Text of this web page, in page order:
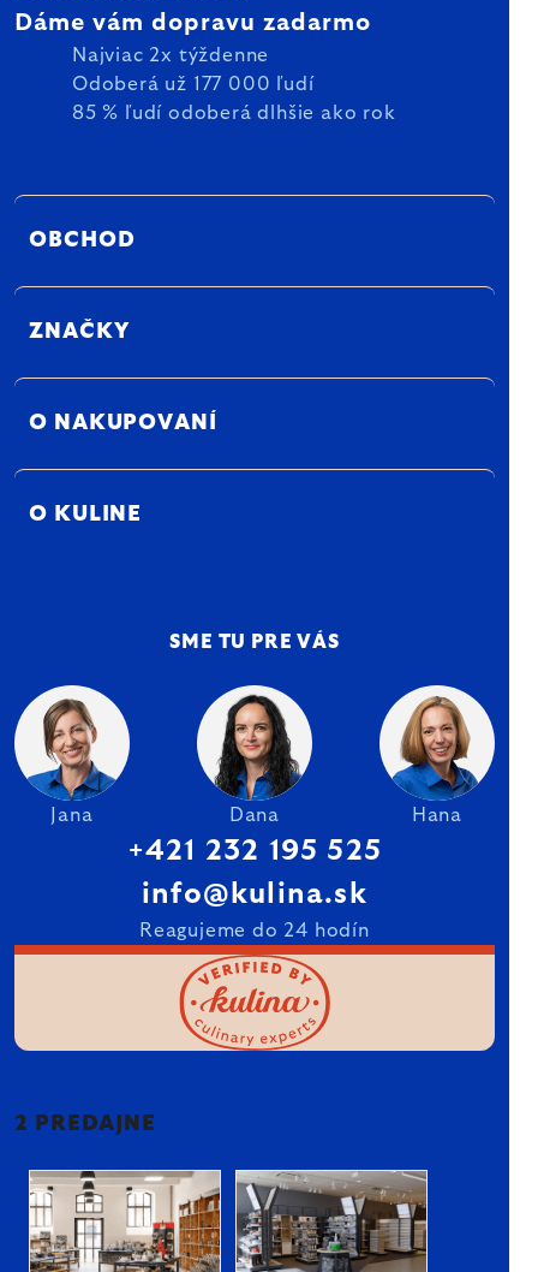
Dáme vám dopravu zadarmo
Najviac 2x týždenne
Odoberá už 177 000 ľudí
85 % ľudí odoberá dlhšie ako rok
OBCHOD
ZNAČKY
O NAKUPOVANÍ
O KULINE
SME TU PRE VÁS
Jana Dana Hana
+421 232 195 525
info@kulina.sk
Reagujeme do 24 hodín
2 PREDAJNE